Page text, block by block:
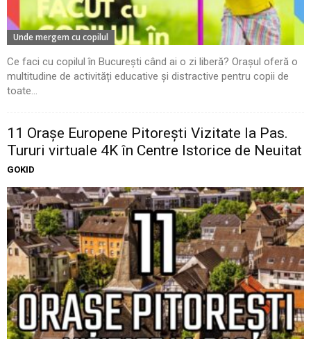
Unde mergem cu copilul
Ce faci cu copilul în București când ai o zi liberă? Orașul oferă o
multitudine de activități educative și distractive pentru copii de
toate...
11 Oraşe Europene Pitoreşti Vizitate la Pas.
Tururi virtuale 4K în Centre Istorice de Neuitat
GOKID